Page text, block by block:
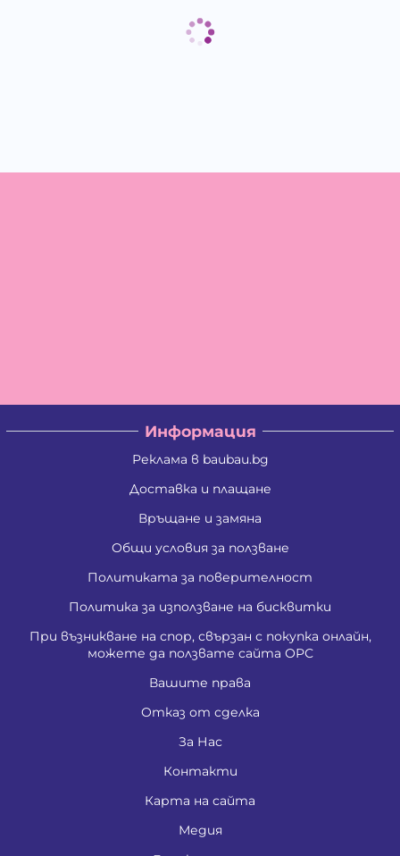
Информация
Реклама в baubau.bg
Доставка и плащане
Връщане и замяна
Общи условия за ползване
Политиката за поверителност
Политика за използване на бисквитки
При възникване на спор, свързан с покупка онлайн,
можете да ползвате сайта ОРС
Вашите права
Отказ от сделка
За Нас
Контакти
Карта на сайта
Медия